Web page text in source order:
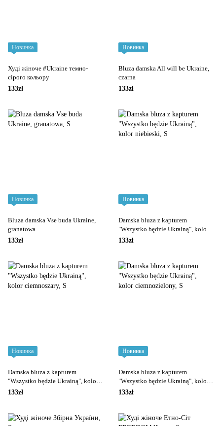
Новинка
Худі жіноче #Ukraine темно-
сірого кольору
133zł
Новинка
Bluza damska All will be Ukraine,
czarna
133zł
Новинка
Bluza damska Vse buda Ukraine,
granatowa
133zł
Новинка
Damska bluza z kapturem
"Wszystko będzie Ukrainą", kolor
niebieski
133zł
Новинка
Damska bluza z kapturem
"Wszystko będzie Ukrainą", kolor
ciemnoszary
133zł
Новинка
Damska bluza z kapturem
"Wszystko będzie Ukrainą", kolor
ciemnozielony
133zł